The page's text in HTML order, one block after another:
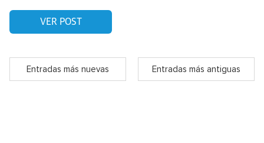
VER POST
Entradas más nuevas Entradas más antiguas